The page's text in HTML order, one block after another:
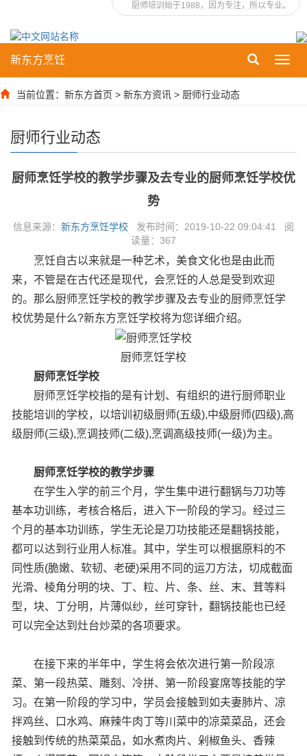
厨师培训始于1988，因为专注，所以专业。
新东方烹饪
当前位置： 新东方首页 > 新东方资讯 > 厨师行业动态
厨师行业动态
厨师烹饪学校的教学步骤及去专业的厨师烹饪学校优
势
信息来源： 新东方烹饪学校 发布时间：2019-10-22 09:04:41 阅
读量： 367
烹饪自古以来就是一种艺术，美食文化也是由此而
来，不管是在古代还是现代，会烹饪的人总是受到欢迎
的。那么厨师烹饪学校的教学步骤及去专业的厨师烹饪学
校优势是什么?新东方烹饪学校将为您详细介绍。
厨师烹饪学校
厨师烹饪学校
厨师烹饪学校指的是有计划、有组织的进行厨师职业
技能培训的学校，以培训初级厨师(五级),中级厨师(四级),高
级厨师(三级),烹调技师(二级),烹调高级技师(一级)为主。
厨师烹饪学校的教学步骤
在学生入学的前三个月，学生集中进行翻锅与刀功等
基本功训练，考核合格后，进入下一阶段的学习。经过三
个月的基本功训练，学生无论是刀功技能还是翻锅技能，
都可以达到行业用人标准。其中，学生可以根据原料的不
同性质(脆嫩、软韧、老硬)采用不同的运刀方法，切成截面
光滑、棱角分明的块、丁、粒、片、条、丝、末、茸等料
型，块、丁分明，片薄似纱，丝可穿针，翻锅技能也已经
可以完全达到灶台炒菜的各项要求。
在接下来的半年中，学生将会依次进行第一阶段凉
菜、第一段热菜、雕刻、冷拼、第一阶段宴席等技能的学
习。在第一阶段的学习中，学员会接触到如夫妻肺片、凉
拌鸡丝、口水鸡、麻辣牛肉丁等川菜中的凉菜菜品，还会
接触到传统的热菜菜品，如水煮肉片、剁椒鱼头、香辣